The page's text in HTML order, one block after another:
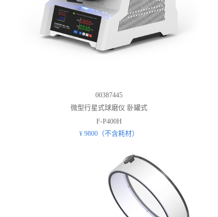
00387445
微型行星式球磨仪 卧罐式
F-P400H
¥ 9800（不含耗材）